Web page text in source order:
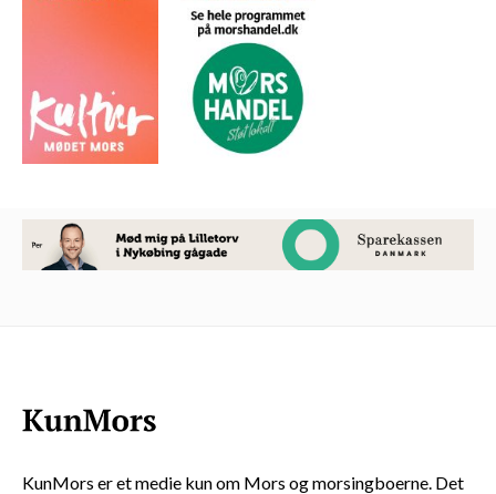
KunMors er et medie kun om Mors og morsingboerne. Det